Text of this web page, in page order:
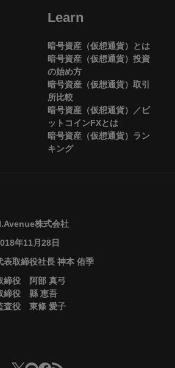
Learn
暗号資産（仮想通貨）とは
暗号資産（仮想通貨）投資
の始め方
暗号資産（仮想通貨）取引
所比較
暗号資産（仮想通貨）／ビ
ットコインFXとは
暗号資産（仮想通貨）ラン
キング
株式会社
年11月28日
表取締役社長 神本 侑季
締役 阿部 真弓
締役 縣 恵吾
査役 東條 愛子